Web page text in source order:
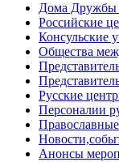
Дома Дружбы
Российские
Консульские
Общества
Русские
Персоналии
Анонсы